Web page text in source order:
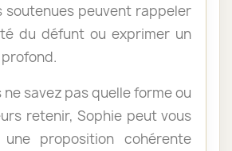
soutenues peuvent rappeler
du défunt ou exprimer un
ne savez pas quelle forme ou
retenir, Sophie peut vous
proposition cohérente